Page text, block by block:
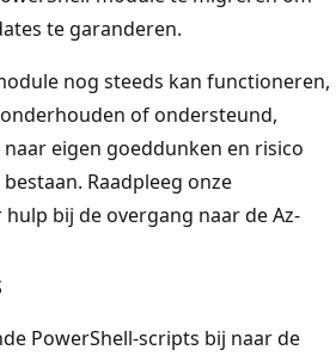
te garanderen.
nog steeds kan functioneren,
of ondersteund,
eigen goeddunken en risico
Raadpleeg onze
hulp bij de overgang naar de Az-
PowerShell-scripts bij naar de